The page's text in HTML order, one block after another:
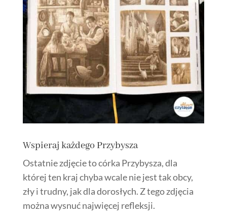
Wspieraj każdego Przybysza
Ostatnie zdjęcie to córka Przybysza, dla
której ten kraj chyba wcale nie jest tak obcy,
zły i trudny, jak dla dorosłych. Z tego zdjęcia
można wysnuć najwięcej refleksji.